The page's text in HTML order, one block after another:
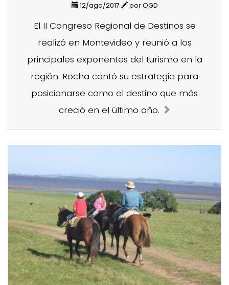
12/ago/2017 por OGD
El II Congreso Regional de Destinos se
realizó en Montevideo y reunió a los
principales exponentes del turismo en la
región. Rocha contó su estrategia para
posicionarse como el destino que más
creció en el último año.